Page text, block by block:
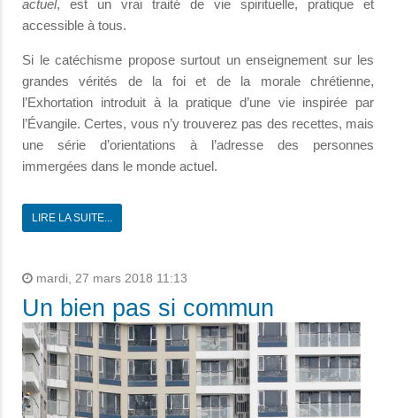
actuel, est un vrai traité de vie spirituelle, pratique et
accessible à tous.
Si le catéchisme propose surtout un enseignement sur les
grandes vérités de la foi et de la morale chrétienne,
l’Exhortation introduit à la pratique d’une vie inspirée par
l’Évangile. Certes, vous n’y trouverez pas des recettes, mais
une série d’orientations à l’adresse des personnes
immergées dans le monde actuel.
LIRE LA SUITE...
mardi, 27 mars 2018 11:13
Un bien pas si commun